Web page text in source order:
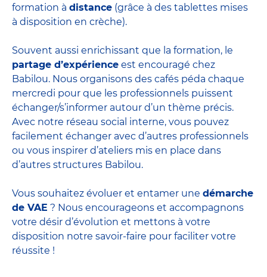
formation à distance (grâce à des tablettes mises
à disposition en crèche).
Souvent aussi enrichissant que la formation, le
partage d’expérience est encouragé chez
Babilou. Nous organisons des cafés péda chaque
mercredi pour que les professionnels puissent
échanger/s’informer autour d’un thème précis.
Avec notre réseau social interne, vous pouvez
facilement échanger avec d’autres professionnels
ou vous inspirer d’ateliers mis en place dans
d’autres structures Babilou.
Vous souhaitez évoluer et entamer une démarche
de VAE ? Nous encourageons et accompagnons
votre désir d’évolution et mettons à votre
disposition notre savoir-faire pour faciliter votre
réussite !